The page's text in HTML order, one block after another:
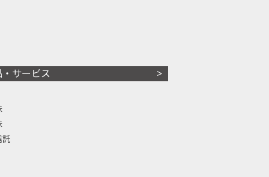
・サービス
託